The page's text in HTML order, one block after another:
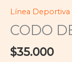
Línea Deportiva
CODO
$35.000